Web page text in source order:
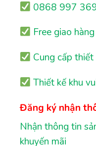
0868 997
Free giao
Cung cấp
Thiết kế khu
Đăng ký nhận
Nhận thông tin
khuyến mãi